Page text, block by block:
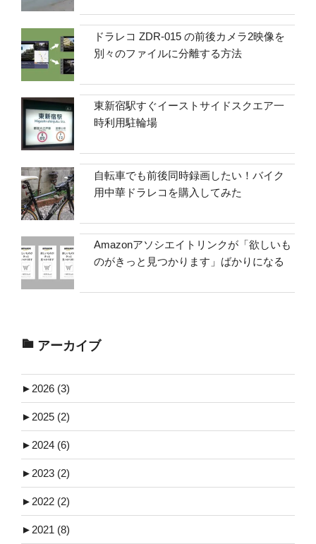
ドラレコ ZDR-015 の前後カメラ2映像を
別々のファイルに分離する方法
東新宿駅すぐイーストサイドスクエア一
時利用駐輪場
自転車でも前後同時録画したい！バイク
用中華ドラレコを購入してみた
Amazonアソシエイトリンクが「欲しいも
のがきっと見つかります」ばかりになる
アーカイブ
► 2026 (3)
► 2025 (2)
► 2024 (6)
► 2023 (2)
► 2022 (2)
► 2021 (8)